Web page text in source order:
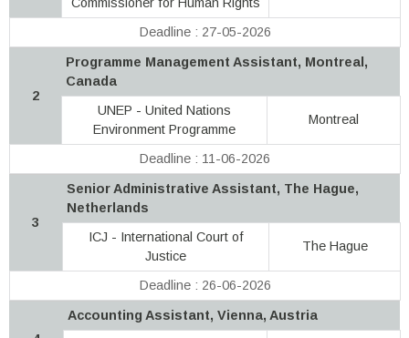
Deadline : 27-05-2026
2
Programme Management Assistant, Montreal,
Canada
UNEP - United Nations
Environment Programme
Montreal
Deadline : 11-06-2026
3
Senior Administrative Assistant, The Hague,
Netherlands
ICJ - International Court of
Justice
The Hague
Deadline : 26-06-2026
Accounting Assistant, Vienna, Austria